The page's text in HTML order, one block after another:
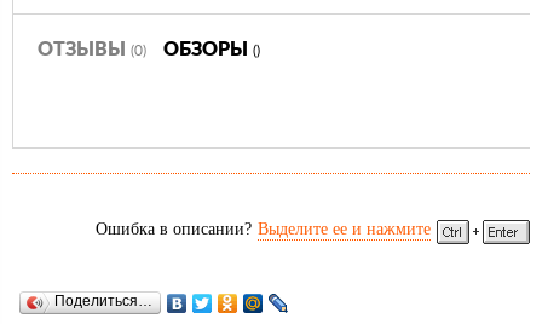
ОТЗЫВЫ (0) ОБЗОРЫ ()
Ошибка в описании? Выделите ее и нажмите
Поделиться…